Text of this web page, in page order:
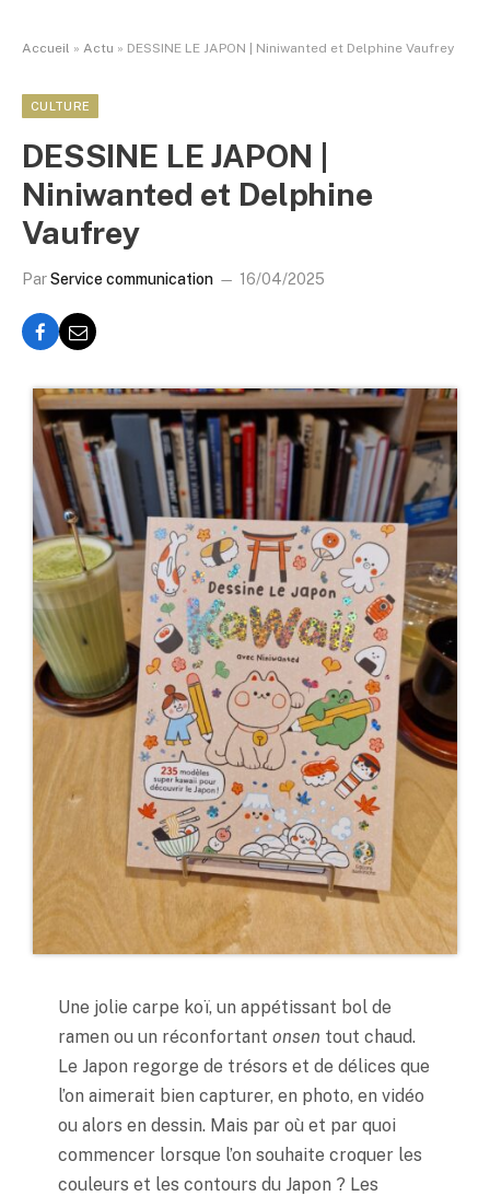
Accueil » Actu » DESSINE LE JAPON | Niniwanted et Delphine Vaufrey
CULTURE
DESSINE LE JAPON |
Niniwanted et Delphine
Vaufrey
ParService communication 16/04/2025
Une jolie carpe koï, un appétissant bol de
ramen ou un réconfortant onsen tout chaud.
Le Japon regorge de trésors et de délices que
l’on aimerait bien capturer, en photo, en vidéo
ou alors en dessin. Mais par où et par quoi
commencer lorsque l’on souhaite croquer les
couleurs et les contours du Japon ? Les